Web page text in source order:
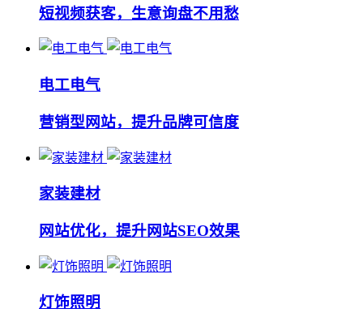
短视频获客，生意询盘不用愁
电工电气
营销型网站，提升品牌可信度
家装建材
网站优化，提升网站SEO效果
灯饰照明